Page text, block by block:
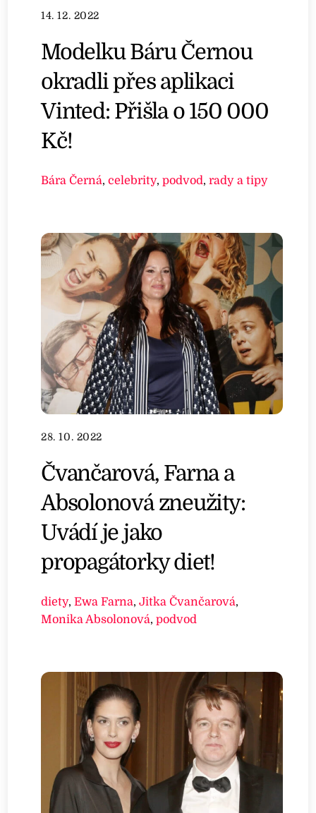
14. 12. 2022
Modelku Báru Černou
okradli přes aplikaci
Vinted: Přišla o 150 000
Kč!
Bára Černá,celebrity,podvod,rady a tipy
28. 10. 2022
Čvančarová, Farna a
Absolonová zneužity:
Uvádí je jako
propagátorky diet!
diety,Ewa Farna,Jitka Čvančarová,
Monika Absolonová,podvod